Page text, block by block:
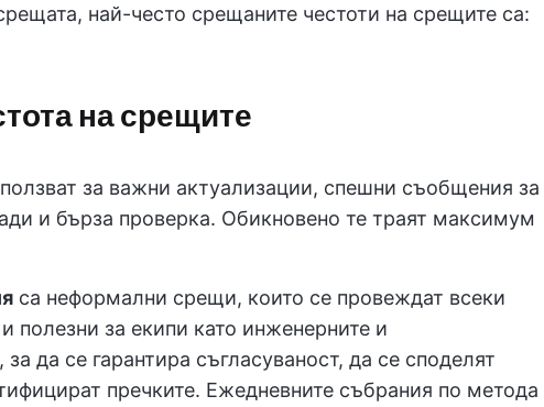
най-често срещаните честоти на срещите са:
на срещите
за важни актуализации, спешни съобщения за
и бърза проверка. Обикновено те траят максимум
са неформални срещи, които се провеждат всеки
полезни за екипи като инженерните и
да се гарантира съгласуваност, да се споделят
пречките. Ежедневните събрания по метода